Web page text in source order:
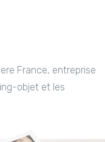
France, entreprise
objet et les